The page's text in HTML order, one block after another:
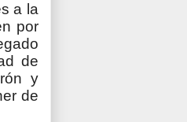
a la
por
de
y
de